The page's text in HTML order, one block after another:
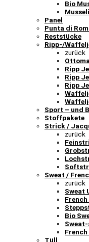
Bio
Panel
Punta di
Reststücke
Ripp-/
zurück
Ripp
Ripp
Ripp
Sport – und
Stoffpakete
Strick /
zurück
Sweat /
zurück
Sweat
Bio
Tüll